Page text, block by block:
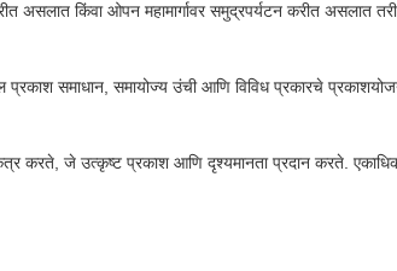
असलात किंवा ओपन महामार्गावर समुद्रपर्यटन करीत असलात
प्रकाश समाधान, समायोज्य उंची आणि विविध प्रकारचे
करते, जे उत्कृष्ट प्रकाश आणि दृश्यमानता प्रदान करते.